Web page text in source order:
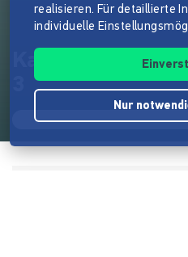
Kai Lüftner -
realisieren. Für detaillierte
individuelle
Nur